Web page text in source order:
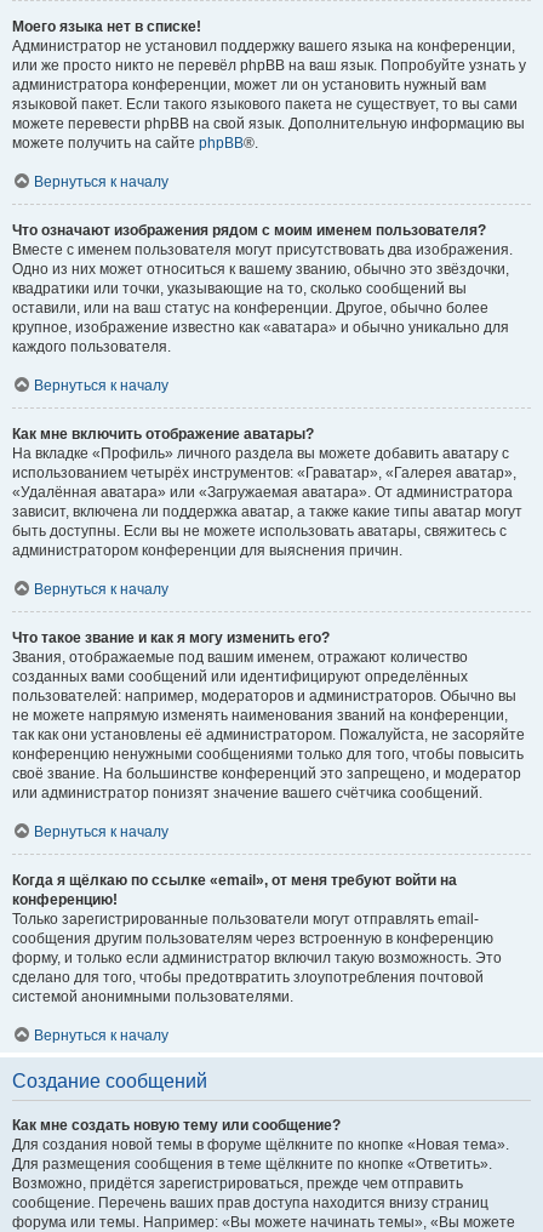
Моего языка нет в списке!
Администратор не установил поддержку вашего языка на конференции,
или же просто никто не перевёл phpBB на ваш язык. Попробуйте узнать у
администратора конференции, может ли он установить нужный вам
языковой пакет. Если такого языкового пакета не существует, то вы сами
можете перевести phpBB на свой язык. Дополнительную информацию вы
можете получить на сайте phpBB®.
Вернуться к началу
Что означают изображения рядом с моим именем пользователя?
Вместе с именем пользователя могут присутствовать два изображения.
Одно из них может относиться к вашему званию, обычно это звёздочки,
квадратики или точки, указывающие на то, сколько сообщений вы
оставили, или на ваш статус на конференции. Другое, обычно более
крупное, изображение известно как «аватара» и обычно уникально для
каждого пользователя.
Вернуться к началу
Как мне включить отображение аватары?
На вкладке «Профиль» личного раздела вы можете добавить аватару с
использованием четырёх инструментов: «Граватар», «Галерея аватар»,
«Удалённая аватара» или «Загружаемая аватара». От администратора
зависит, включена ли поддержка аватар, а также какие типы аватар могут
быть доступны. Если вы не можете использовать аватары, свяжитесь с
администратором конференции для выяснения причин.
Вернуться к началу
Что такое звание и как я могу изменить его?
Звания, отображаемые под вашим именем, отражают количество
созданных вами сообщений или идентифицируют определённых
пользователей: например, модераторов и администраторов. Обычно вы
не можете напрямую изменять наименования званий на конференции,
так как они установлены её администратором. Пожалуйста, не засоряйте
конференцию ненужными сообщениями только для того, чтобы повысить
своё звание. На большинстве конференций это запрещено, и модератор
или администратор понизят значение вашего счётчика сообщений.
Вернуться к началу
Когда я щёлкаю по ссылке «email», от меня требуют войти на
конференцию!
Только зарегистрированные пользователи могут отправлять email-
сообщения другим пользователям через встроенную в конференцию
форму, и только если администратор включил такую возможность. Это
сделано для того, чтобы предотвратить злоупотребления почтовой
системой анонимными пользователями.
Вернуться к началу
Создание сообщений
Как мне создать новую тему или сообщение?
Для создания новой темы в форуме щёлкните по кнопке «Новая тема».
Для размещения сообщения в теме щёлкните по кнопке «Ответить».
Возможно, придётся зарегистрироваться, прежде чем отправить
сообщение. Перечень ваших прав доступа находится внизу страниц
форума или темы. Например: «Вы можете начинать темы», «Вы можете